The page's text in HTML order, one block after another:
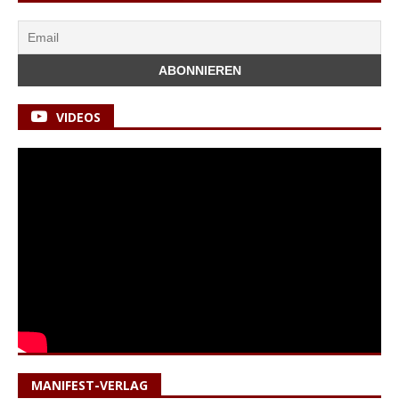
VIDEOS
MANIFEST-VERLAG